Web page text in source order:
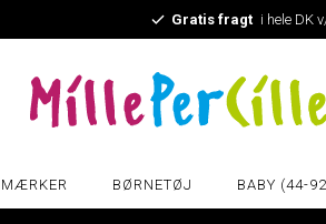
Gratis fragt i hele DK
MÆRKER BØRNETØJ BABY (44-